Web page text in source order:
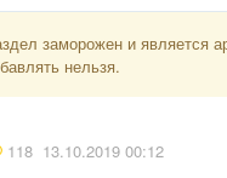
заморожен и является
нельзя.
118 13.10.2019 00:12